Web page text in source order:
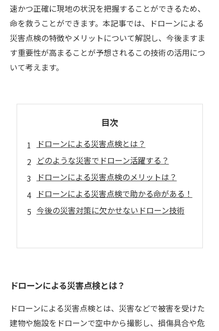
速かつ正確に現地の状況を把握することができるため、
命を救うことができます。本記事では、ドローンによる
災害点検の特徴やメリットについて解説し、今後ますま
す重要性が高まることが予想されるこの技術の活用につ
いて考えます。
目次
ドローンによる災害点検とは？
どのような災害でドローン活躍する？
ドローンによる災害点検のメリットは？
ドローンによる災害点検で助かる命がある！
今後の災害対策に欠かせないドローン技術
ドローンによる災害点検とは？
ドローンによる災害点検とは、災害などで被害を受けた
建物や施設をドローンで空中から撮影し、損傷具合や危